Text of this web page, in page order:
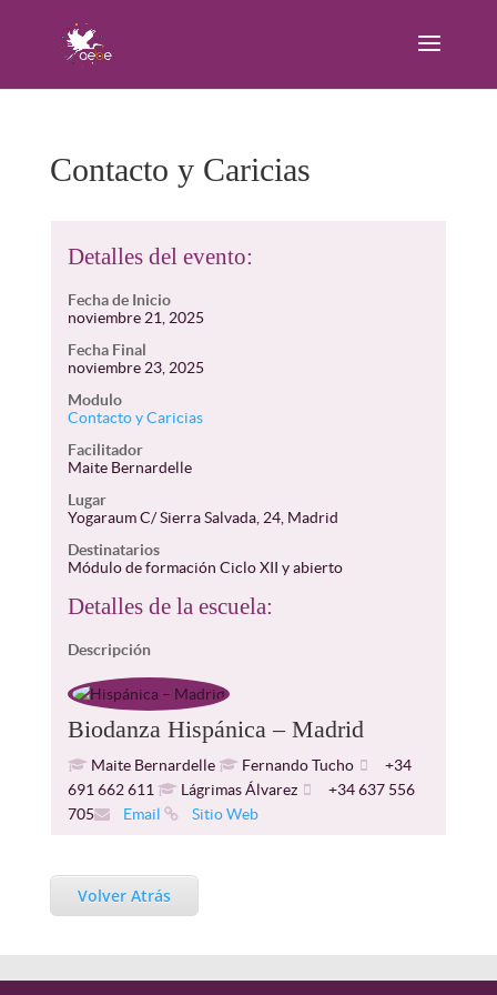
Contacto y Caricias
Detalles del evento:
Fecha de Inicio
noviembre 21, 2025
Fecha Final
noviembre 23, 2025
Modulo
Contacto y Caricias
Facilitador
Maite Bernardelle
Lugar
Yogaraum C/ Sierra Salvada, 24, Madrid
Destinatarios
Módulo de formación Ciclo XII y abierto
Detalles de la escuela:
Descripción
Biodanza Hispánica – Madrid
Maite Bernardelle Fernando Tucho
+34
691 662 611
Lágrimas Álvarez
+34 637 556
705
Email Sitio Web
Volver Atrás